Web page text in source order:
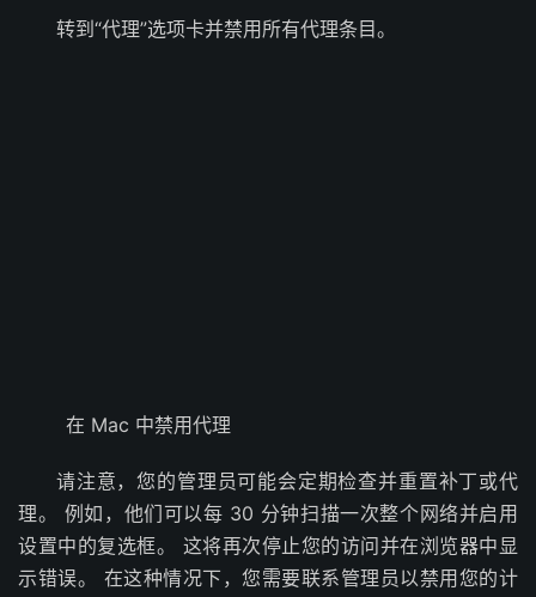
转到“代理”选项卡并禁用所有代理条目。
在 Mac 中禁用代理
请注意，您的管理员可能会定期检查并重置补丁或代
理。 例如，他们可以每 30 分钟扫描一次整个网络并启用
设置中的复选框。 这将再次停止您的访问并在浏览器中显
示错误。 在这种情况下，您需要联系管理员以禁用您的计